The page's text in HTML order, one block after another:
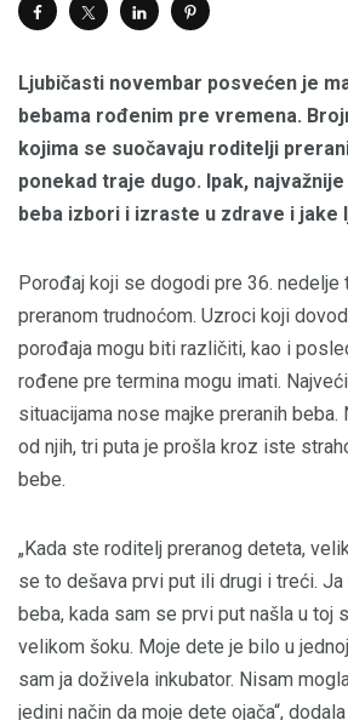
Ljubičasti novembar posvećen je
bebama rođenim pre vremena.
kojima se suočavaju roditelji
ponekad traje dugo. Ipak,
beba izbori i izraste u zdrave i jake
Porođaj koji se dogodi pre 36. nedelje
preranom trudnoćom. Uzroci koji
porođaja mogu biti različiti, kao i
rođene pre termina mogu imati.
situacijama nose majke preranih beba.
od njih, tri puta je prošla kroz iste
bebe.
„Kada ste roditelj preranog deteta,
se to dešava prvi put ili drugi i treći. Ja
beba, kada sam se prvi put našla u toj
velikom šoku. Moje dete je bilo u
sam ja doživela inkubator. Nisam
jedini način da moje dete ojača“,